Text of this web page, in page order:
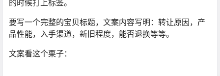
的时候打上标签。
要写一个完整的宝贝标题，文案内容写明：转让原因，产
品性能，入手渠道，新旧程度，能否退换等等。
文案看这个栗子：